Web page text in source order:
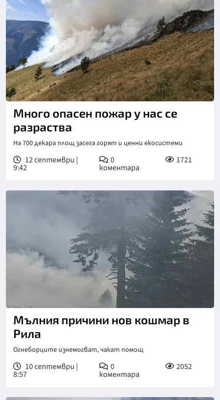
Много опасен пожар у нас се
разраства
На 700 декара площ засега горят и ценни екосистеми
12 септември |
9:42
0
коментара
1721
Мълния причини нов кошмар в
Рила
Огнеборците изнемогват, чакат помощ
10 септември |
8:57
0
коментара
2052